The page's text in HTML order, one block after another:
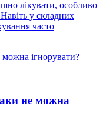
лікувати, особливо
у складних
часто
не можна